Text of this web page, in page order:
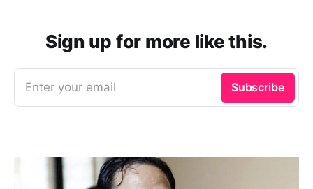
Sign up for more like this.
Enter your email Subscribe